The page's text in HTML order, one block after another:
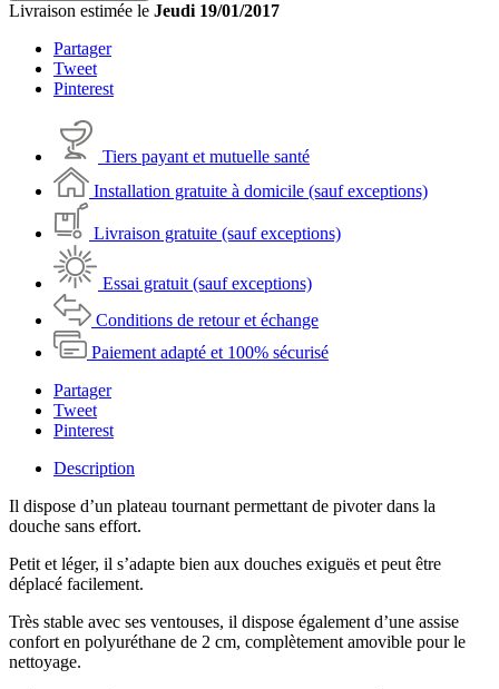
Livraison estimée le Jeudi 19/01/2017
Partager
Tweet
Pinterest
Tiers payant et mutuelle santé
Installation gratuite à domicile (sauf exceptions)
Livraison gratuite (sauf exceptions)
Essai gratuit (sauf exceptions)
Conditions de retour et échange
Paiement adapté et 100% sécurisé
Partager
Tweet
Pinterest
Description
Il dispose d’un plateau tournant permettant de pivoter dans la
douche sans effort.
Petit et léger, il s’adapte bien aux douches exiguës et peut être
déplacé facilement.
Très stable avec ses ventouses, il dispose également d’une assise
confort en polyuréthane de 2 cm, complètement amovible pour le
nettoyage.